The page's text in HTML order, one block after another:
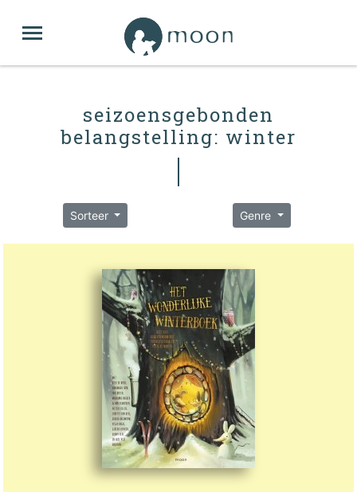
seizoensgebonden
belangstelling: winter
Sorteer Genre